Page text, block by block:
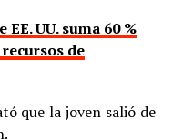
UU. suma 60 %
de
que la joven salió de